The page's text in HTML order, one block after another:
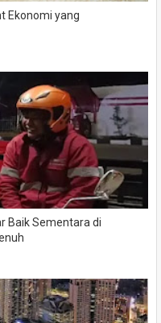
Ekonomi yang
Baik Sementara di